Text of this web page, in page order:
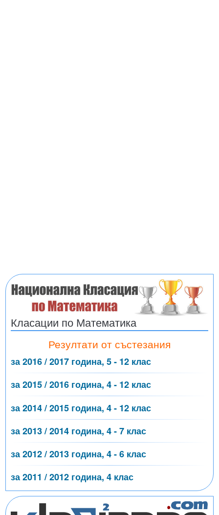
Класации по Математика
Резултати от състезания
за 2016 / 2017 година, 5 - 12 клас
за 2015 / 2016 година, 4 - 12 клас
за 2014 / 2015 година, 4 - 12 клас
за 2013 / 2014 година, 4 - 7 клас
за 2012 / 2013 година, 4 - 6 клас
за 2011 / 2012 година, 4 клас